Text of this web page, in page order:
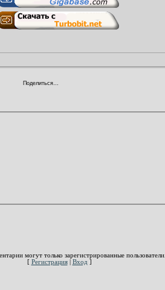
Поделиться…
могут только зарегистрированные пользователи.
[ Регистрация| Вход ]